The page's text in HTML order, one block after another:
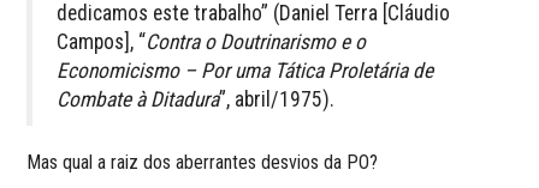
dedicamos este trabalho” (Daniel Terra [Cláudio
Campos], “Contra o Doutrinarismo e o
Economicismo – Por uma Tática Proletária de
Combate à Ditadura”, abril/1975).
Mas qual a raiz dos aberrantes desvios da PO?